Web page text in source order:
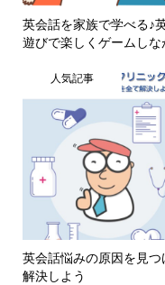
英会話を家族で学べる♪
遊びで楽しくゲームしな
人気記事
英会話悩みの原因を見つ
解決しよう